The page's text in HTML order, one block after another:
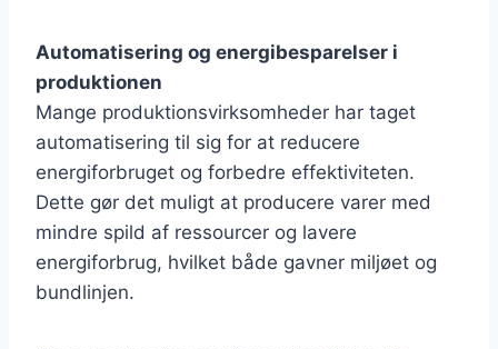
Automatisering og energibesparelser i
produktionen
Mange produktionsvirksomheder har taget
automatisering til sig for at reducere
energiforbruget og forbedre effektiviteten.
Dette gør det muligt at producere varer med
mindre spild af ressourcer og lavere
energiforbrug, hvilket både gavner miljøet og
bundlinjen.